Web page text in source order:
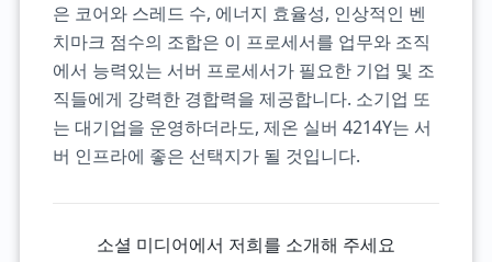
은 코어와 스레드 수, 에너지 효율성, 인상적인 벤
치마크 점수의 조합은 이 프로세서를 업무와 조직
에서 능력있는 서버 프로세서가 필요한 기업 및 조
직들에게 강력한 경합력을 제공합니다. 소기업 또
는 대기업을 운영하더라도, 제온 실버 4214Y는 서
버 인프라에 좋은 선택지가 될 것입니다.
소셜 미디어에서 저희를 소개해 주세요